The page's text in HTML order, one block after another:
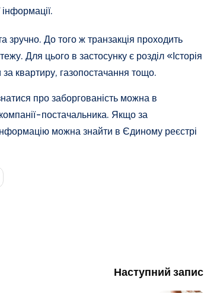
До того ж транзакція проходить
Для цього в застосунку є розділ «Історія
квартиру, газопостачання тощо.
про заборгованість можна в
постачальника. Якщо за
можна знайти в Єдиному реєстрі
Наступний запис